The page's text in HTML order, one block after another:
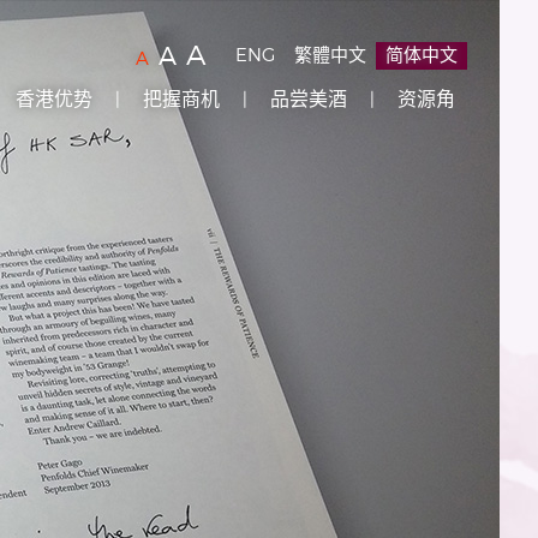
字
大
(A) 字
型
大
小：
大
(A) 字
型
大
小：
最
大
(
A) ENG 繁體中文 简体中文
香港优势 把握商机 品尝美酒 资源角